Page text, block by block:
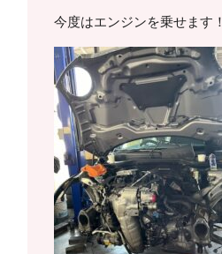
今度はエンジンを乗せます！